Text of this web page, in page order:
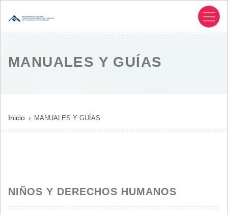
MANUALES Y GUÍAS
SOBRESCRIBIR
ENLACES
LA
NAVEGACIÓN
Inicio MANUALES Y GUÍAS
NIÑOS Y DERECHOS HUMANOS